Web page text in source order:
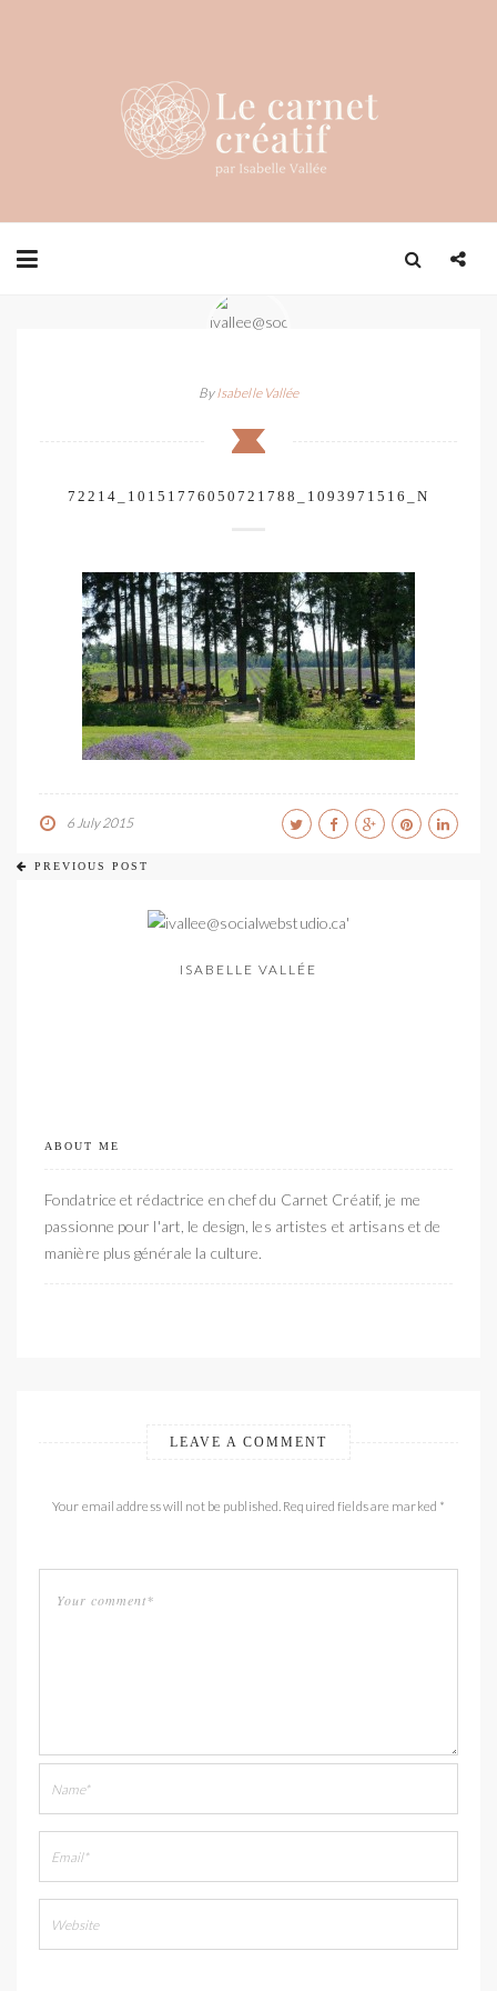
ByIsabelle Vallée
72214_10151776050721788_1093971516_N
6 July 2015
PREVIOUS POST
ISABELLE VALLÉE
ABOUT ME
Fondatrice et rédactrice en chef du Carnet Créatif, je me
passionne pour l'art, le design, les artistes et artisans et de
manière plus générale la culture.
LEAVE A COMMENT
Your email address will not be published. Required fields are marked *